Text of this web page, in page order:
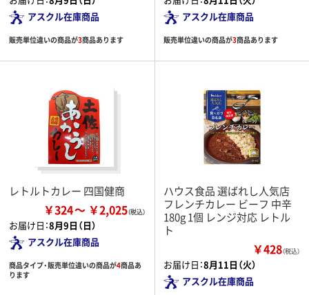
アスクル在庫商品
販売単位違いの商品が3商品あります
アスクル在庫商品
販売単位違いの商品が3商品あります
レトルトカレー 四国健商
￥324 ￥2,025
お届け日：8月9日（日）
アスクル在庫商品
商品タイプ・販売単位違いの商品が4商品あ
ります
ハウス食品 選ばれし人気店
フレンチカレー ビーフ 中辛
180g 1個 レンジ対応 レトル
ト
￥428（税込）
お届け日：8月11日（火）
アスクル在庫商品